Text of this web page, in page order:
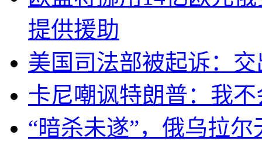
提供援助
美国司法部被起诉：
卡尼嘲讽特朗普：我
“暗杀未遂”，俄乌拉